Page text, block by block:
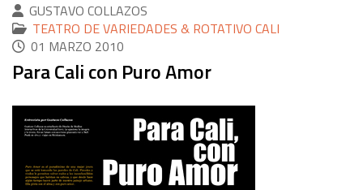
GUSTAVO COLLAZOS
TEATRO DE VARIEDADES & ROTATIVO CALI
01 MARZO 2010
Para Cali con Puro Amor